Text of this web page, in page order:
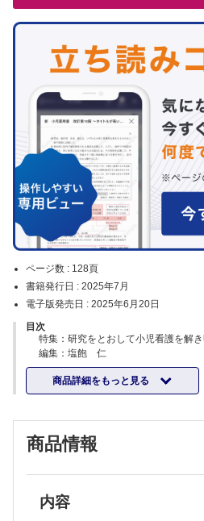
ページ数 : 128頁
書籍発行日 : 2025年7月
電子版発売日 : 2025年6月20日
目次
特集：研究をとおして小児看護を解き
編集：塩飽 仁
【カラーグラフ】
研究計画の立案；こども・家族との
う
臨床実践と研究の円環 塩飽 仁
【研究の基礎知識】
②こどもと家族を対象とした看護研究
三輪富士代，他
商品詳細をもっと見る
商品情報
内容